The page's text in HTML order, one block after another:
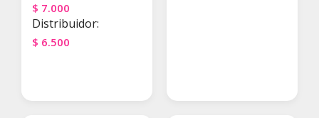
$ 7.000
Distribuidor:
$ 6.500